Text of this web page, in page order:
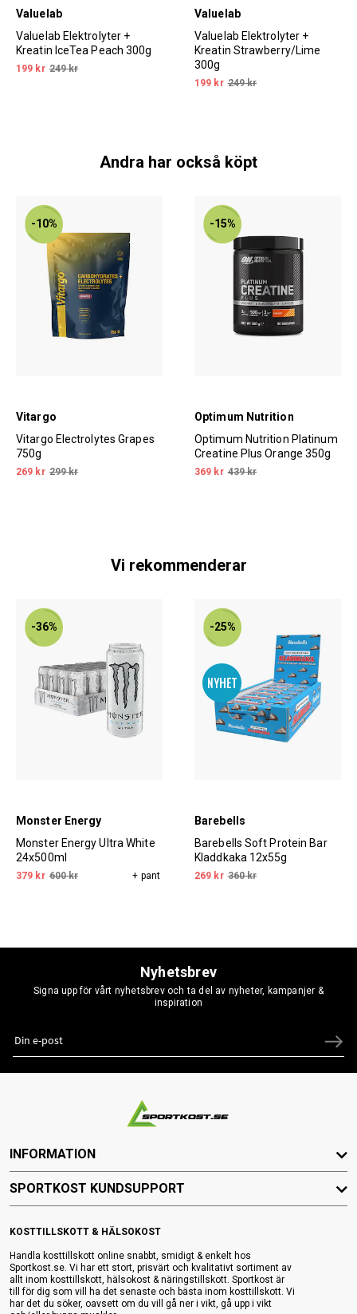
Valuelab
Valuelab Elektrolyter +
Kreatin IceTea Peach 300g
199 kr 249 kr
Valuelab
Valuelab Elektrolyter +
Kreatin Strawberry/Lime
300g
199 kr 249 kr
Andra har också köpt
-10%
Vitargo
Vitargo Electrolytes Grapes
750g
269 kr 299 kr
-15%
Optimum Nutrition
Optimum Nutrition Platinum
Creatine Plus Orange 350g
369 kr 439 kr
Vi rekommenderar
-36%
Monster Energy
Monster Energy Ultra White
24x500ml
379 kr 600 kr + pant
-25%
Barebells
Barebells Soft Protein Bar
Kladdkaka 12x55g
269 kr 360 kr
Nyhetsbrev
Signa upp för vårt nyhetsbrev och ta del av nyheter, kampanjer &
inspiration
KOSTTILLSKOTT & HÄLSOKOST
Handla kosttillskott online snabbt, smidigt & enkelt hos
Sportkost.se. Vi har ett stort, prisvärt och kvalitativt sortiment av
allt inom kosttillskott, hälsokost & näringstillskott. Sportkost är
till för dig som vill ha det senaste och bästa inom kosttillskott. Vi
har det du söker, oavsett om du vill gå ner i vikt, gå upp i vikt
INFORMATION
SPORTKOST KUNDSUPPORT